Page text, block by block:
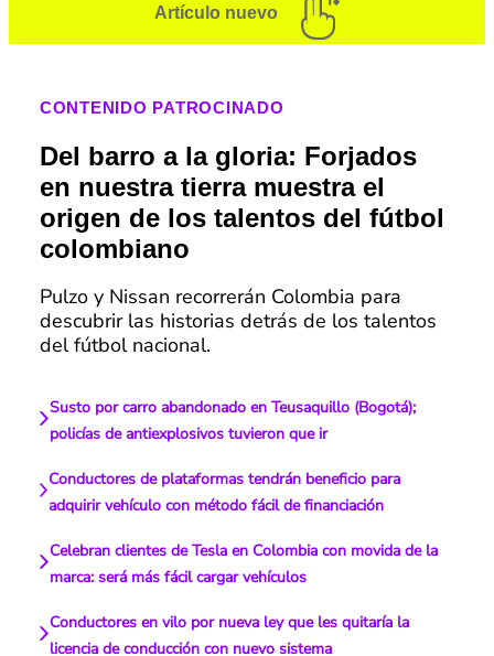
Artículo nuevo
CONTENIDO PATROCINADO
Del barro a la gloria: Forjados
en nuestra tierra muestra el
origen de los talentos del fútbol
colombiano
Pulzo y Nissan recorrerán Colombia para
descubrir las historias detrás de los talentos
del fútbol nacional.
Susto por carro abandonado en Teusaquillo (Bogotá);
policías de antiexplosivos tuvieron que ir
Conductores de plataformas tendrán beneficio para
adquirir vehículo con método fácil de financiación
Celebran clientes de Tesla en Colombia con movida de la
marca: será más fácil cargar vehículos
Conductores en vilo por nueva ley que les quitaría la
licencia de conducción con nuevo sistema